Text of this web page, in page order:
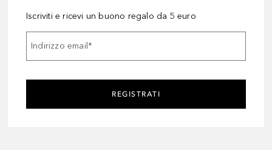
Iscriviti e ricevi un buono regalo da 5 euro
Indirizzo email*
REGISTRATI